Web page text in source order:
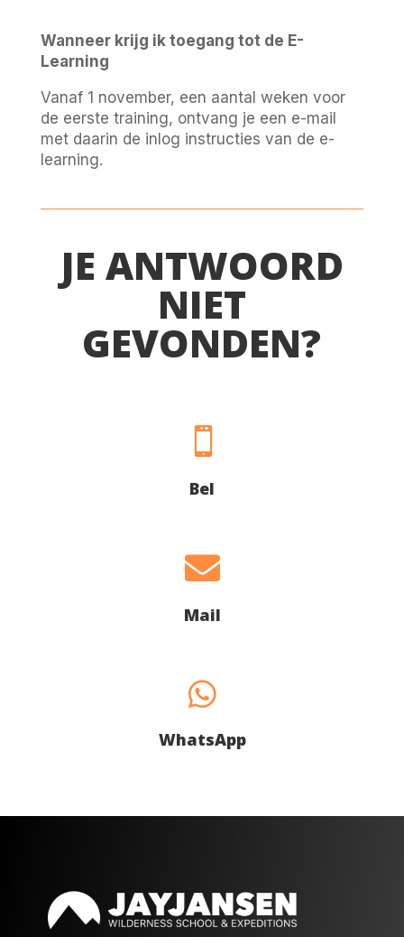
Wanneer krijg ik toegang tot de E-
Learning
Vanaf 1 november, een aantal weken voor
de eerste training, ontvang je een e-mail
met daarin de inlog instructies van de e-
learning.
JE ANTWOORD
NIET
GEVONDEN?

Bel

Mail

WhatsApp